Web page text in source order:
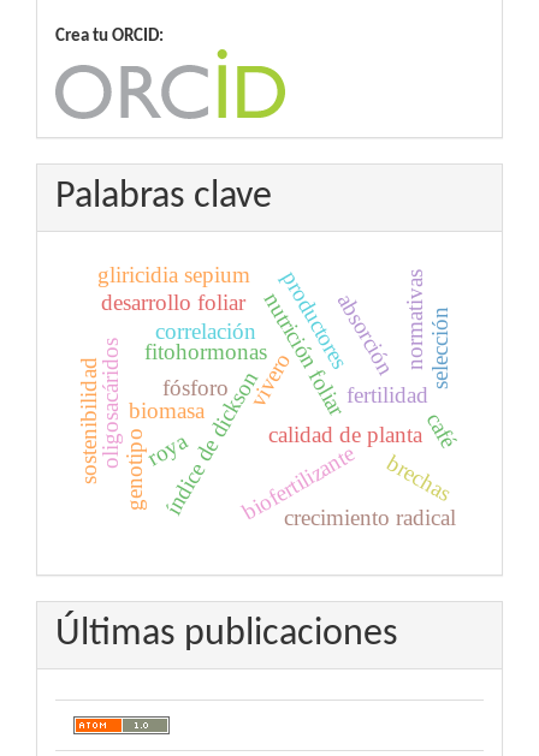
Crea tu ORCID:
Palabras clave
vivero
nutrición foliar
calidad de planta
índice de dickson
biomasa
biofertilizante
oligosacáridos fitohormonas
fertilidad
genotipo
absorción
correlación normativas
productores
sostenibilidad brechas
café
roya
selección
crecimiento radical
fósforo
desarrollo foliar
gliricidia sepium
Últimas publicaciones